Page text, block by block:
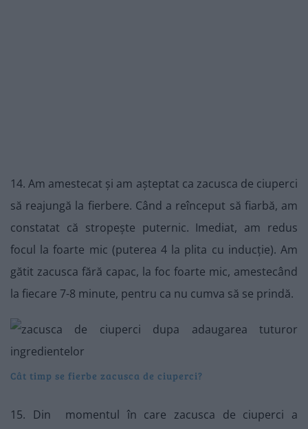
14. Am amestecat și am așteptat ca zacusca de ciuperci
să reajungă la fierbere. Când a reînceput să fiarbă, am
constatat că stropește puternic. Imediat, am redus
focul la foarte mic (puterea 4 la plita cu inducție). Am
gătit zacusca fără capac, la foc foarte mic, amestecând
la fiecare 7-8 minute, pentru ca nu cumva să se prindă.
Cât timp se fierbe zacusca de ciuperci?
15. Din momentul în care zacusca de ciuperci a